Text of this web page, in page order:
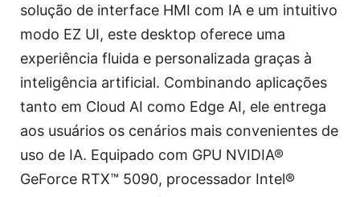
solução de interface HMI com IA e um intuitivo
modo EZ UI, este desktop oferece uma
experiência fluida e personalizada graças à
inteligência artificial. Combinando aplicações
tanto em Cloud AI como Edge AI, ele entrega
aos usuários os cenários mais convenientes de
uso de IA. Equipado com GPU NVIDIA®
GeForce RTX™ 5090, processador Intel®